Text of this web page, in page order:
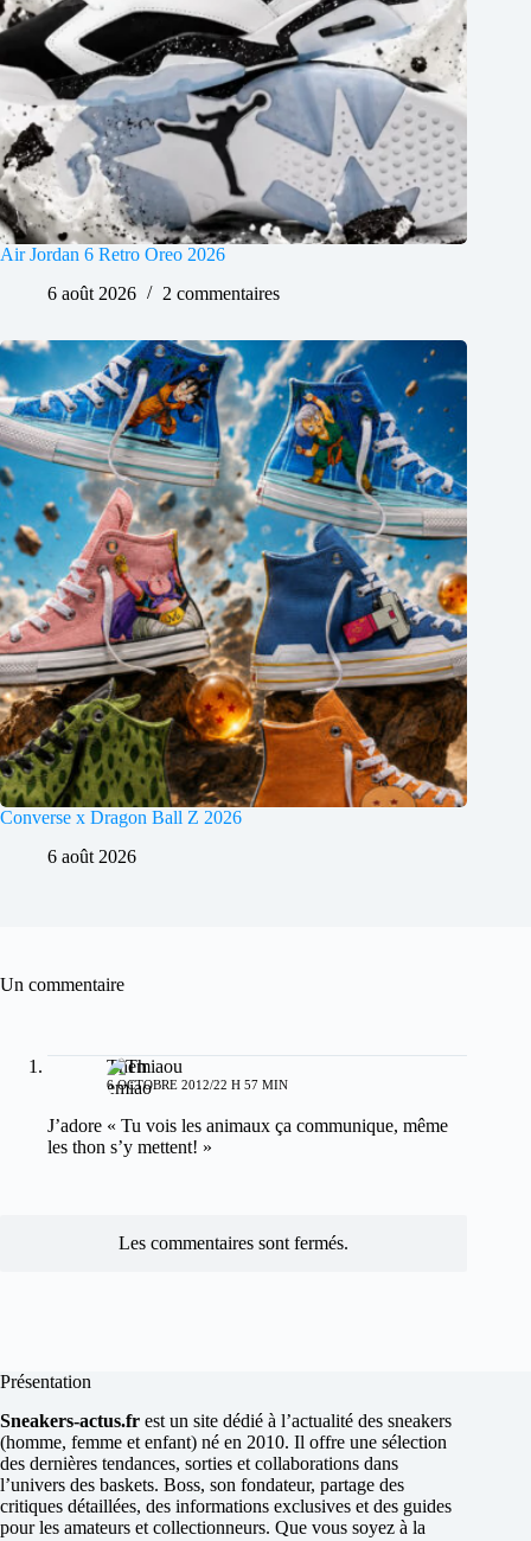
Air Jordan 6 Retro Oreo 2026
6 août 2026
2 commentaires
Converse x Dragon Ball Z 2026
6 août 2026
Un commentaire
Themiaou
6 OCTOBRE 2012/22 H 57 MIN
J’adore « Tu vois les animaux ça communique, même
les thon s’y mettent! »
Les commentaires sont fermés.
Présentation
Sneakers-actus.fr est un site dédié à l’actualité des sneakers
(homme, femme et enfant) né en 2010. Il offre une sélection
des dernières tendances, sorties et collaborations dans
l’univers des baskets. Boss, son fondateur, partage des
critiques détaillées, des informations exclusives et des guides
pour les amateurs et collectionneurs. Que vous soyez à la